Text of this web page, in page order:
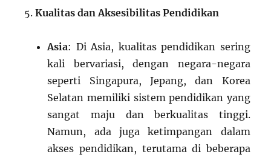
Kualitas dan Aksesibilitas Pendidikan
Asia: Di Asia, kualitas pendidikan sering
kali bervariasi, dengan negara-negara
seperti Singapura, Jepang, dan Korea
Selatan memiliki sistem pendidikan yang
sangat maju dan berkualitas tinggi.
Namun, ada juga ketimpangan dalam
akses pendidikan, terutama di beberapa